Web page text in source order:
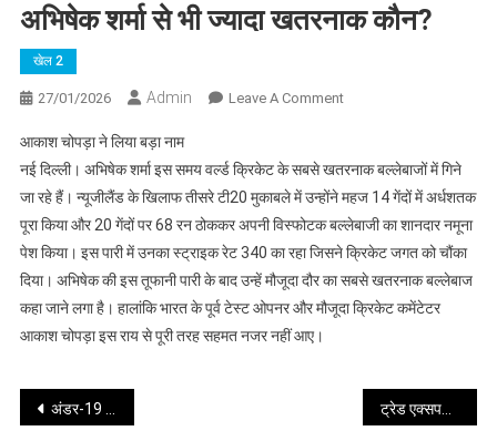
अभिषेक शर्मा से भी ज्यादा खतरनाक कौन?
खेल 2
27/01/2026 Admin Leave A CommentOn
से
भी
ज्यादा
खतरनाक
कौन?
आकाश चोपड़ा ने लिया बड़ा नाम
नई दिल्ली। अभिषेक शर्मा इस समय वर्ल्ड क्रिकेट के सबसे खतरनाक बल्लेबाजों में गिने
जा रहे हैं। न्यूजीलैंड के खिलाफ तीसरे टी20 मुकाबले में उन्होंने महज 14 गेंदों में अर्धशतक
पूरा किया और 20 गेंदों पर 68 रन ठोककर अपनी विस्फोटक बल्लेबाजी का शानदार नमूना
पेश किया। इस पारी में उनका स्ट्राइक रेट 340 का रहा जिसने क्रिकेट जगत को चौंका
दिया। अभिषेक की इस तूफानी पारी के बाद उन्हें मौजूदा दौर का सबसे खतरनाक बल्लेबाज
कहा जाने लगा है। हालांकि भारत के पूर्व टेस्ट ओपनर और मौजूदा क्रिकेट कमेंटेटर
आकाश चोपड़ा इस राय से पूरी तरह सहमत नजर नहीं आए।
Post
अंडर-19 विश्व कप 2026 के प्लेऑफ मुकाबले में अमेरिका ने स्कॉटलैंड को 7 विकेट से हराया